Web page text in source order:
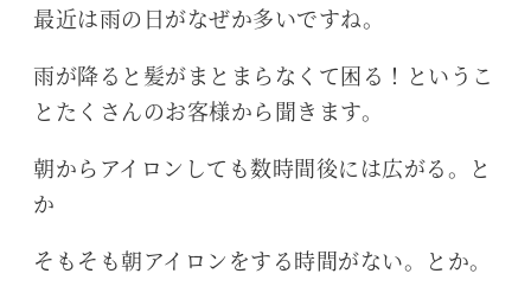
最近は雨の日がなぜか多いですね。
雨が降ると髪がまとまらなくて困る！というこ
とたくさんのお客様から聞きます。
朝からアイロンしても数時間後には広がる。と
か
そもそも朝アイロンをする時間がない。とか。